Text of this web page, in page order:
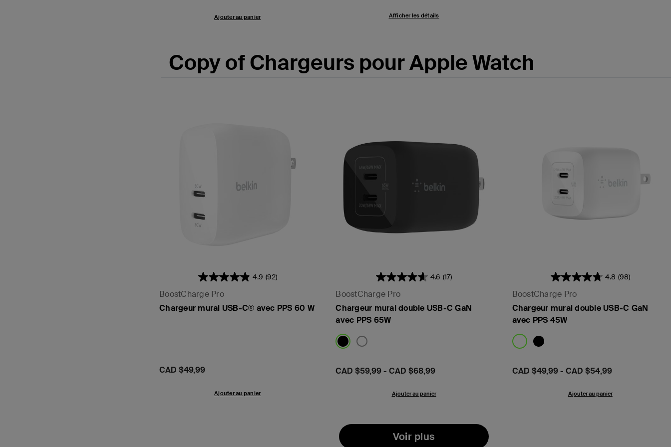
Ajouter au panier Afficher les détails
Copy of Chargeurs pour Apple Watch
4.9 (92)
BoostCharge Pro
Chargeur mural USB-C® avec PPS 60 W
Prix:
CAD $49,99
Ajouter au panier
4.6 (17)
BoostCharge Pro
Chargeur mural double USB-C GaN
avec PPS 65W
Prix:
CAD $59,99-CAD $68,99
Ajouter au panier
4.8 (98)
BoostCharge Pro
Chargeur mural double USB-C GaN
avec PPS 45W
Prix:
CAD $49,99- CAD $54,99
Ajouter au panier
Voir plus